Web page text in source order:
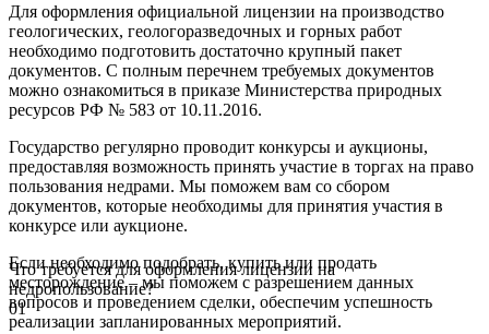
Для оформления официальной лицензии на производство
геологических, геологоразведочных и горных работ
необходимо подготовить достаточно крупный пакет
документов. С полным перечнем требуемых документов
можно ознакомиться в приказе Министерства природных
ресурсов РФ № 583 от 10.11.2016.
Государство регулярно проводит конкурсы и аукционы,
предоставляя возможность принять участие в торгах на право
пользования недрами. Мы поможем вам со сбором
документов, которые необходимы для принятия участия в
конкурсе или аукционе.
Если необходимо подобрать, купить или продать
месторождение – мы поможем с разрешением данных
вопросов и проведением сделки, обеспечим успешность
реализации запланированных мероприятий.
Что требуется для оформления лицензии на
недропользование?
01